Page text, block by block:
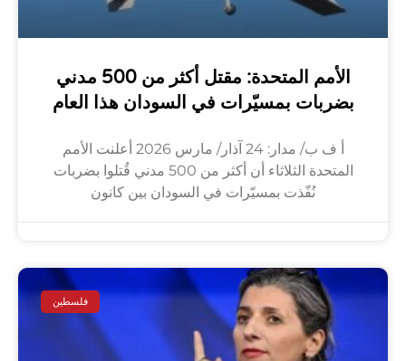
الأمم المتحدة: مقتل أكثر من 500 مدني
بضربات بمسيّرات في السودان هذا العام
أ ف ب/ مدار: 24 آذار/ مارس 2026 أعلنت الأمم
المتحدة الثلاثاء أن أكثر من 500 مدني قُتلوا بضربات
نُفّذت بمسيّرات في السودان بين كانون
فلسطين